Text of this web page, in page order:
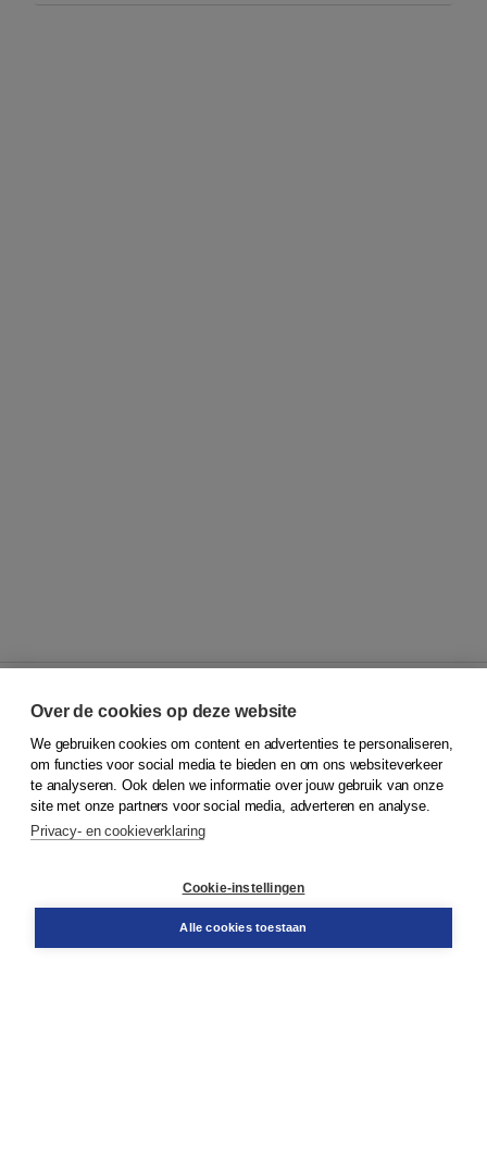
© 2026Koninklijke Boom uitgevers
Klantenservice
Service & informatie
Contact
Over de cookies op deze website
We gebruiken cookies om content en advertenties te personaliseren,
om functies voor social media te bieden en om ons websiteverkeer
te analyseren. Ook delen we informatie over jouw gebruik van onze
site met onze partners voor social media, adverteren en analyse.
Privacy- en cookieverklaring
Cookie-instellingen
Alle cookies toestaan